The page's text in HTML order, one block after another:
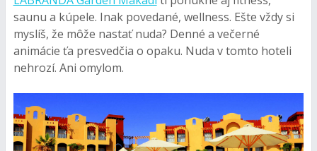
saunu a kúpele. Inak povedané, wellness. Ešte vždy si
myslíš, že môže nastať nuda? Denné a večerné
animácie ťa presvedčia o opaku. Nuda v tomto hoteli
nehrozí. Ani omylom.